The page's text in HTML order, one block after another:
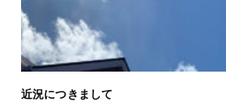
近況につきまして